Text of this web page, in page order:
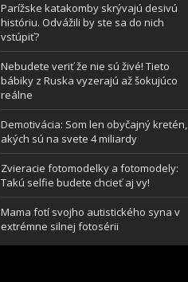
Parížske katakomby skrývajú desivú
históriu. Odvážili by ste sa do nich
vstúpiť?
Nebudete veriť že nie sú živé! Tieto
bábiky z Ruska vyzerajú až šokujúco
reálne
Demotivácia: Som len obyčajný kretén,
akých sú na svete 4 miliardy
Zvieracie fotomodelky a fotomodely:
Takú selfie budete chcieť aj vy!
Mama fotí svojho autistického syna v
extrémne silnej fotosérii